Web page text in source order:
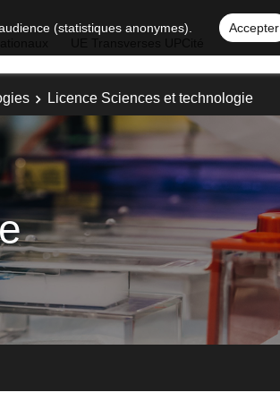
(statistiques anonymes). Accepter
Licence Sciences et technologie